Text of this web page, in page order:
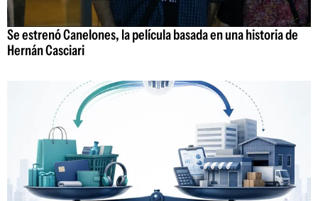
Se estrenó Canelones, la película basada en una historia de
Hernán Casciari